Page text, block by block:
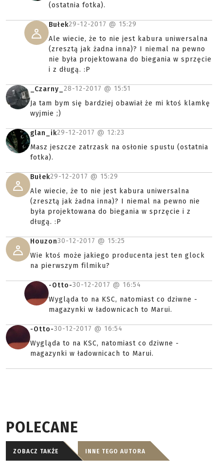
(ostatnia fotka).
Bułek29-12-2017 @ 15:29
Ale wiecie, że to nie jest kabura uniwersalna
(zresztą jak żadna inna)? I niemal na pewno
nie była projektowana do biegania w sprzęcie
i z długą. :P
_Czarny_ 28-12-2017 @ 15:51
Ja tam bym się bardziej obawiał że mi ktoś klamkę
wyjmie ;)
glan_ik29-12-2017 @ 12:23
Masz jeszcze zatrzask na osłonie spustu (ostatnia
fotka).
Bułek29-12-2017 @ 15:29
Ale wiecie, że to nie jest kabura uniwersalna
(zresztą jak żadna inna)? I niemal na pewno nie
była projektowana do biegania w sprzęcie i z
długą. :P
Houzon30-12-2017 @ 15:25
Wie ktoś może jakiego producenta jest ten glock
na pierwszym filmiku?
-Otto-30-12-2017 @ 16:54
Wygląda to na KSC, natomiast co dziwne -
magazynki w ładownicach to Marui.
-Otto-30-12-2017 @ 16:54
Wygląda to na KSC, natomiast co dziwne -
magazynki w ładownicach to Marui.
POLECANE
ZOBACZ TAKŻE INNE TEGO AUTORA